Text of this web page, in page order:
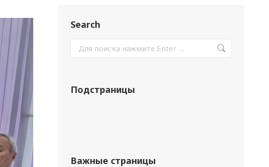
Search
Подстраницы
Важные страницы